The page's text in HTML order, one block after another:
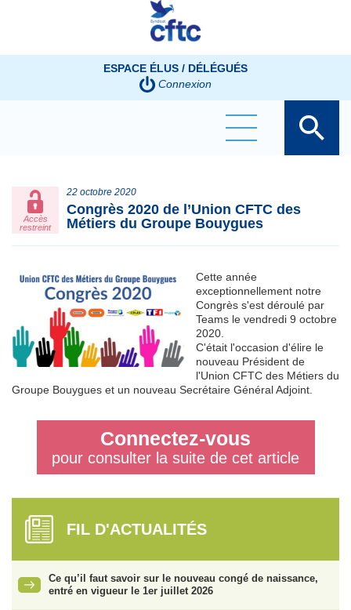
ESPACE ÉLUS / DÉLÉGUÉS
Connexion
Accès
restreint
22 octobre 2020
Congrès 2020 de l’Union CFTC des
Métiers du Groupe Bouygues
Cette année
exceptionnellement notre
Congrès s'est déroulé par
Teams le vendredi 9 octobre
2020.
C'était l'occasion d'élire le
nouveau Président de
l'Union CFTC des Métiers du
Groupe Bouygues et un nouveau Secrétaire Général Adjoint.
Connectez-vous
pour consulter la suite de cet article
FIL D'ACTUALITÉS
Ce qu’il faut savoir sur le nouveau congé de naissance,
entré en vigueur le 1er juillet 2026
Panneau de gestion des cookies